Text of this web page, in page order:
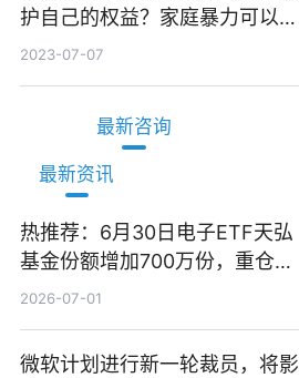
护自己的权益？家庭暴力可以诉
讼离婚吗？
2023-07-07
最新咨询
最新资讯
热推荐：6月30日电子ETF天弘
基金份额增加700万份，重仓股
立讯精密、寒武纪、工业富联
2026-07-01
微软计划进行新一轮裁员，将影